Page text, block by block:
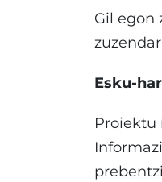
Gil egon
Esku-
Proiektu